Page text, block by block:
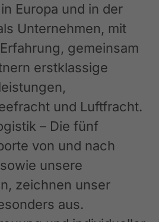
Europa und in der
Unternehmen, mit
gemeinsam
erstklassige
und Luftfracht.
– Die fünf
von und nach
unsere
zeichnen unser
aus.